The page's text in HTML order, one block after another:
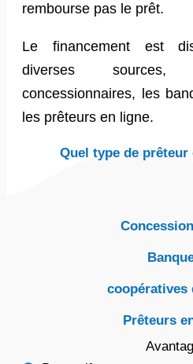
rembourse pas le prêt.
Le financement est
diverses sources,
concessionnaires, les
les prêteurs en ligne.
Quel type de
coopératives
Prêteurs